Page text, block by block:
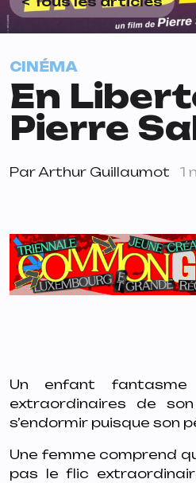
CINÉMA
En
Pierre
ParArthur Guillaumot 1
Un enfant
extraordinaires de
s’endormir puisque son
Une femme comprend
pas le flic